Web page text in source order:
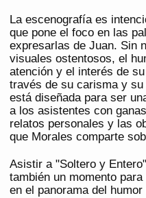
La escenografía es
que pone el foco en las
expresarlas de Juan. Sin
visuales ostentosos, el
atención y el interés de
través de su carisma y
está diseñada para ser
a los asistentes con
relatos personales y las
que Morales comparte
Asistir a "Soltero y
también un momento
en el panorama del